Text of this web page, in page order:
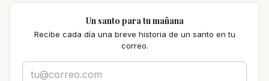
Un santo para tu mañana
Recibe cada día una breve historia de un santo en tu
correo.